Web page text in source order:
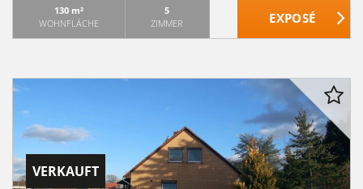
130 m²
WOHNFLÄCHE
5
ZIMMER
VERKAUFT